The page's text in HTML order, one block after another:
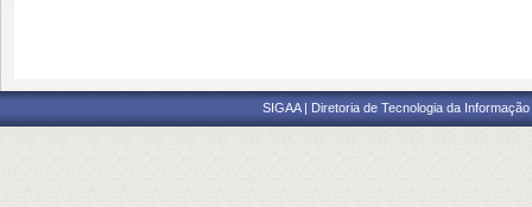
SIGAA | Diretoria de Tecnologia da